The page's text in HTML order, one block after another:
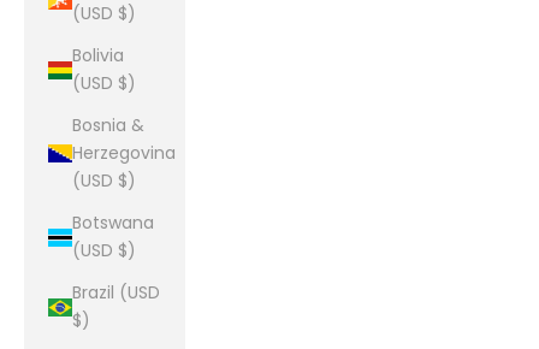
(USD $)
Bolivia
(USD $)
Bosnia &
Herzegovina
(USD $)
Botswana
(USD $)
Brazil (USD
$)